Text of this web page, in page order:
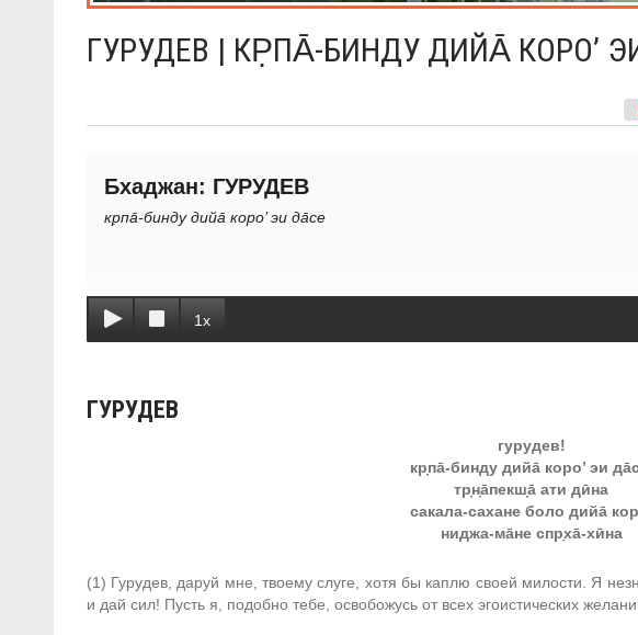
ГУРУДЕВ | КР̣ПА̄-БИНДУ ДИЙА̄ КОРО’
Бхаджан: ГУРУДЕВ
кр̣па̄-бинду дийа̄ коро’ эи да̄се
1x
ГУРУДЕВ
гурудев!
кр̣па̄-бинду дийа̄ коро’ эи
тр̣н̣а̄пекш̣а̄ ати дӣна
сакала-сахане боло дийа̄
ниджа-ма̄не спр̣ха̄-хӣна
(1) Гурудев, даруй мне, твоему слуге, хотя бы каплю своей милости. Я
и дай сил! Пусть я, подобно тебе, освобожусь от всех эгоистических